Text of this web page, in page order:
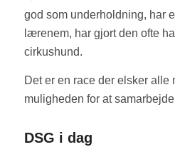
god som underholdning, har
lærenem, har gjort den ofte
cirkushund.
Det er en race der elsker alle
muligheden for at
DSG i dag